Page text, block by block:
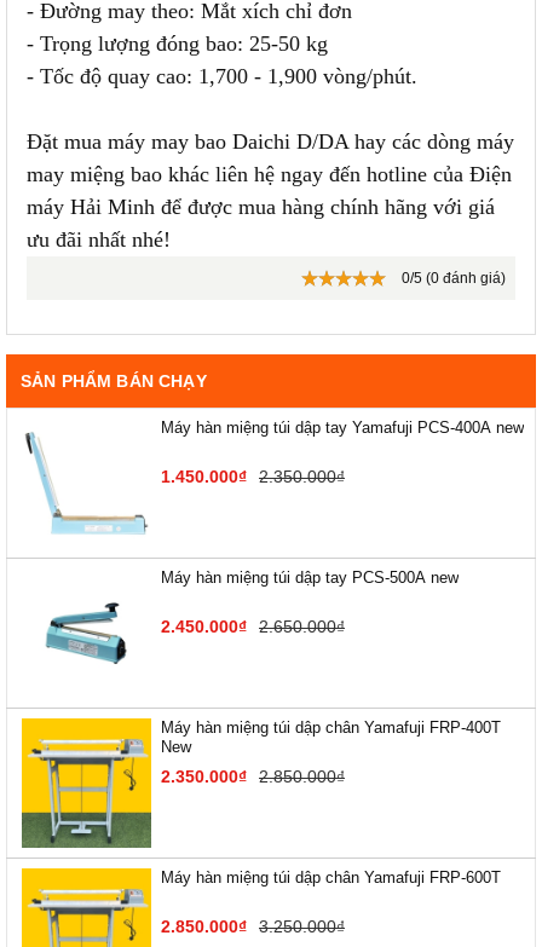
- Đường may theo: Mắt xích chỉ đơn
- Trọng lượng đóng bao: 25-50 kg
- Tốc độ quay cao: 1,700 - 1,900 vòng/phút.
Đặt mua máy may bao Daichi D/DA hay các dòng máy
may miệng bao khác liên hệ ngay đến hotline của Điện
máy Hải Minh để được mua hàng chính hãng với giá
ưu đãi nhất nhé!
0/5 (0 đánh giá)
SẢN PHẨM BÁN CHẠY
Máy hàn miệng túi dập tay Yamafuji PCS-400A new
1.450.000₫ 2.350.000₫
Máy hàn miệng túi dập tay PCS-500A new
2.450.000₫ 2.650.000₫
Máy hàn miệng túi dập chân Yamafuji FRP-400T
New
2.350.000₫ 2.850.000₫
Máy hàn miệng túi dập chân Yamafuji FRP-600T
2.850.000₫ 3.250.000₫